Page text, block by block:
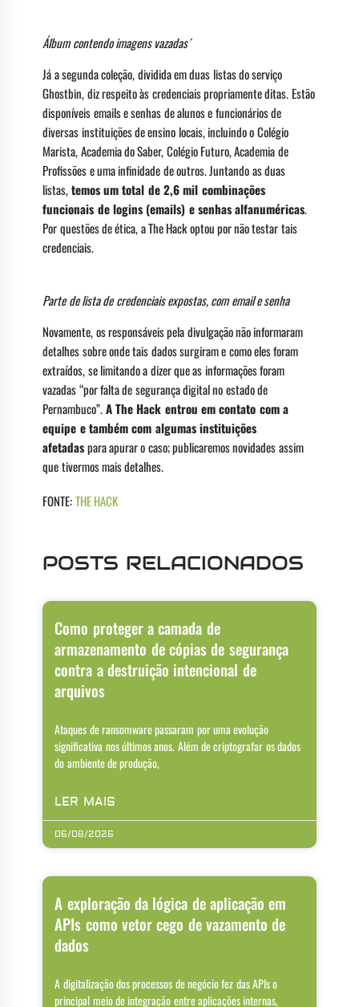
Álbum contendo imagens vazadas´
Já a segunda coleção, dividida em duas listas do serviço
Ghostbin, diz respeito às credenciais propriamente ditas. Estão
disponíveis emails e senhas de alunos e funcionários de
diversas instituições de ensino locais, incluindo o Colégio
Marista, Academia do Saber, Colégio Futuro, Academia de
Profissões e uma infinidade de outros. Juntando as duas
listas,temos um total de 2,6 mil combinações
funcionais de logins (emails) e senhas alfanuméricas.
Por questões de ética, a The Hack optou por não testar tais
credenciais.
Parte de lista de credenciais expostas, com email e senha
Novamente, os responsáveis pela divulgação não informaram
detalhes sobre onde tais dados surgiram e como eles foram
extraídos, se limitando a dizer que as informações foram
vazadas “por falta de segurança digital no estado de
Pernambuco”.A The Hack entrou em contato com a
equipe e também com algumas instituições
afetadaspara apurar o caso; publicaremos novidades assim
que tivermos mais detalhes.
FONTE:THE HACK
POSTS RELACIONADOS
Como proteger a camada de
armazenamento de cópias de segurança
contra a destruição intencional de
arquivos
Ataques de ransomware passaram por uma evolução
significativa nos últimos anos. Além de criptografar os dados
do ambiente de produção,
LER MAIS
06/08/2026
A exploração da lógica de aplicação em
APIs como vetor cego de vazamento de
dados
A digitalização dos processos de negócio fez das APIs o
principal meio de integração entre aplicações internas,